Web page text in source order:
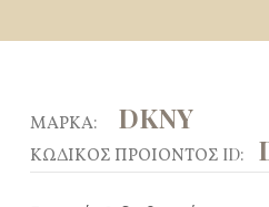
ΜΑΡΚΑ: DKNY
ΚΩΔΙΚΟΣ ΠΡΟΙΟΝΤΟΣ ID: